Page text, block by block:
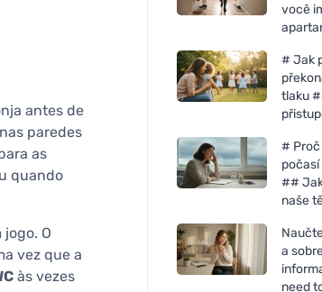
antes de
paredes
as
quando
O
vez que a
às vezes
você
# Jak
tlaku
# Proč
počasí
##
naše
a
need